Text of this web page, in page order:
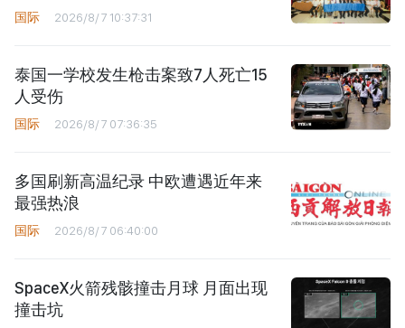
国际 2026/8/7 10:37:31
泰国一学校发生枪击案致7人死亡15
人受伤
国际 2026/8/7 07:36:35
多国刷新高温纪录 中欧遭遇近年来
最强热浪
国际 2026/8/7 06:40:00
SpaceX火箭残骸撞击月球 月面出现
撞击坑